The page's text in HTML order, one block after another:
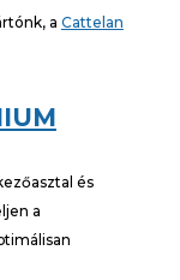
a Cattelan
és
a